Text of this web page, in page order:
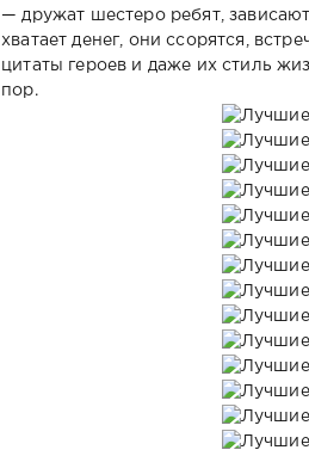
— дружат шестеро ребят,
хватает денег, они ссорятся,
цитаты героев и даже их стиль
пор.